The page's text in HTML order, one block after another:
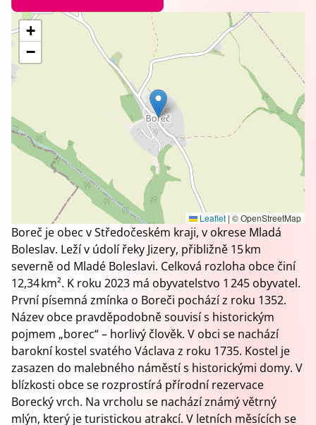
+
−
Leaflet | © OpenStreetMap
Boreč je obec v Středočeském kraji, v okrese Mladá
Boleslav. Leží v údolí řeky Jizery, přibližně 15 km
severně od Mladé Boleslavi. Celková rozloha obce činí
12,34 km². K roku 2023 má obyvatelstvo 1 245 obyvatel.
První písemná zmínka o Boreči pochází z roku 1352.
Název obce pravděpodobně souvisí s historickým
pojmem „borec“ – horlivý člověk. V obci se nachází
barokní kostel svatého Václava z roku 1735. Kostel je
zasazen do malebného náměstí s historickými domy. V
blízkosti obce se rozprostírá přírodní rezervace
Borecký vrch. Na vrcholu se nachází známý větrný
mlýn, který je turistickou atrakcí. V letních měsících se